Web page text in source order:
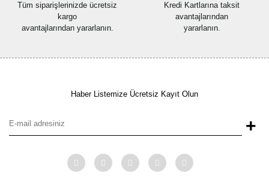
Tüm siparişlerinizde ücretsiz
kargo
avantajlarından yararlanın.
Kredi Kartlarına taksit
avantajlarından
yararlanın.
Haber Listemize Ücretsiz Kayıt Olun
+